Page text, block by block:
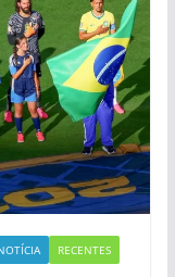
RECENTES